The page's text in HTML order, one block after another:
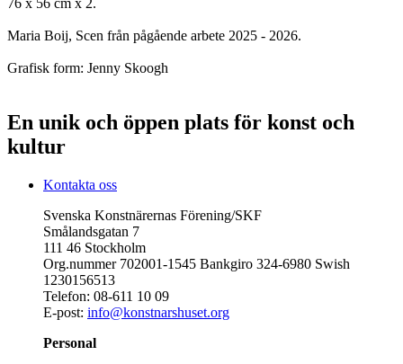
Maria Boij, Scen från pågående arbete 2025 - 2026.
Grafisk form: Jenny Skoogh
En unik och öppen plats för konst och
kultur
Kontakta oss
Svenska Konstnärernas Förening/SKF
Smålandsgatan 7
111 46 Stockholm
Org.nummer 702001-1545 Bankgiro 324-6980 Swish
1230156513
Telefon: 08-611 10 09
E-post: info@konstnarshuset.org
Personal